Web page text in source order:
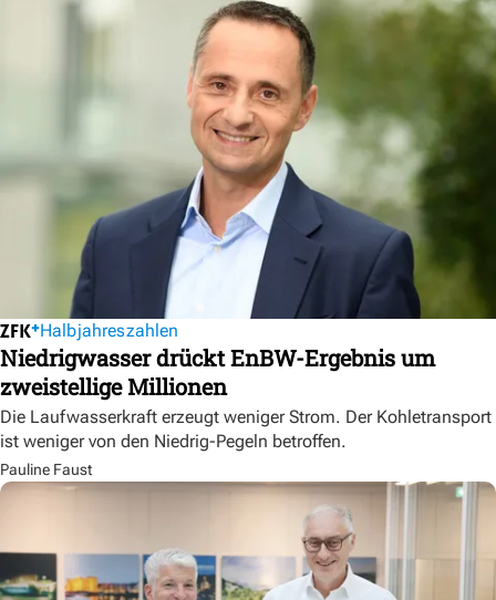
Halbjahreszahlen
Niedrigwasser drückt EnBW-Ergebnis um
zweistellige Millionen
Die Laufwasserkraft erzeugt weniger Strom. Der Kohletransport
ist weniger von den Niedrig-Pegeln betroffen.
Pauline Faust